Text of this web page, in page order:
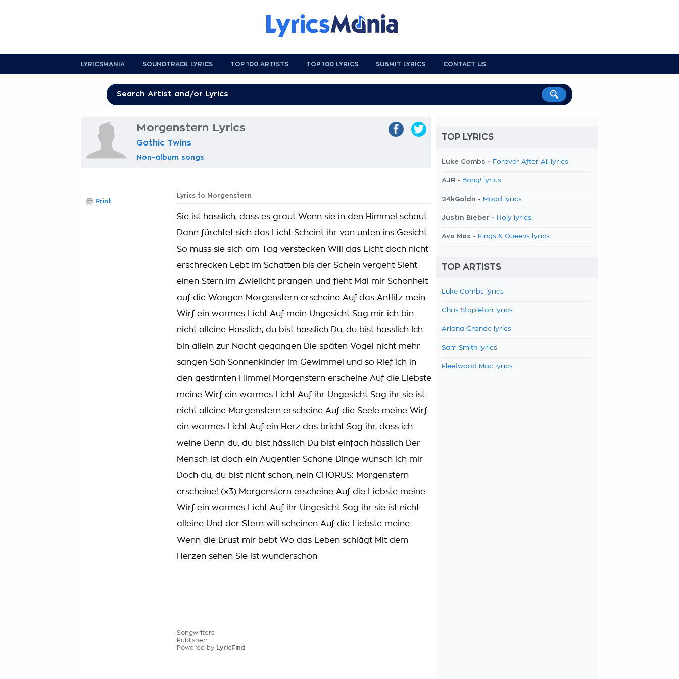
LYRICSMANIA SOUNDTRACK LYRICS TOP 100 ARTISTS TOP 100 LYRICS SUBMIT LYRICS CONTACT US
Morgenstern Lyrics
Gothic Twins
Non-album songs
Lyrics to Morgenstern
Sie ist hässlich, dass es graut Wenn sie in den Himmel schaut
Dann fürchtet sich das Licht Scheint ihr von unten ins Gesicht
So muss sie sich am Tag verstecken Will das Licht doch nicht
erschrecken Lebt im Schatten bis der Schein vergeht Sieht
einen Stern im Zwielicht prangen und fleht Mal mir Schönheit
auf die Wangen Morgenstern erscheine Auf das Antlitz mein
Wirf ein warmes Licht Auf mein Ungesicht Sag mir ich bin
nicht alleine Hässlich, du bist hässlich Du, du bist hässlich Ich
bin allein zur Nacht gegangen Die späten Vögel nicht mehr
sangen Sah Sonnenkinder im Gewimmel und so Rief ich in
den gestirnten Himmel Morgenstern erscheine Auf die Liebste
meine Wirf ein warmes Licht Auf ihr Ungesicht Sag ihr sie ist
nicht alleine Morgenstern erscheine Auf die Seele meine Wirf
ein warmes Licht Auf ein Herz das bricht Sag ihr, dass ich
weine Denn du, du bist hässlich Du bist einfach hässlich Der
Mensch ist doch ein Augentier Schöne Dinge wünsch ich mir
Doch du, du bist nicht schön, nein CHORUS: Morgenstern
erscheine! (x3) Morgenstern erscheine Auf die Liebste meine
Wirf ein warmes Licht Auf ihr Ungesicht Sag ihr sie ist nicht
alleine Und der Stern will scheinen Auf die Liebste meine
Wenn die Brust mir bebt Wo das Leben schlägt Mit dem
Herzen sehen Sie ist wunderschön
Songwriters:
Publisher:
Powered by LyricFind
Print
TOP LYRICS
Luke Combs - Forever After All lyrics
AJR - Bang! lyrics
24kGoldn - Mood lyrics
Justin Bieber - Holy lyrics
Ava Max - Kings & Queens lyrics
TOP ARTISTS
Luke Combs lyrics
Chris Stapleton lyrics
Ariana Grande lyrics
Sam Smith lyrics
Fleetwood Mac lyrics